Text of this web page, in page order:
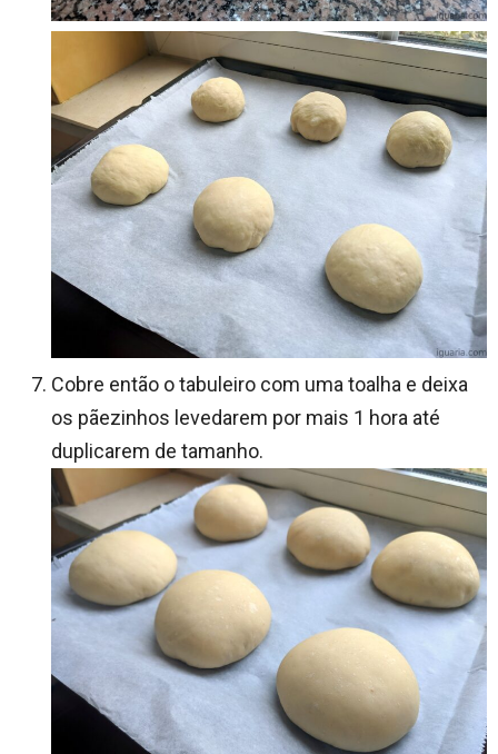
Cobre então o tabuleiro com uma toalha e deixa
os pãezinhos levedarem por mais 1 hora até
duplicarem de tamanho.